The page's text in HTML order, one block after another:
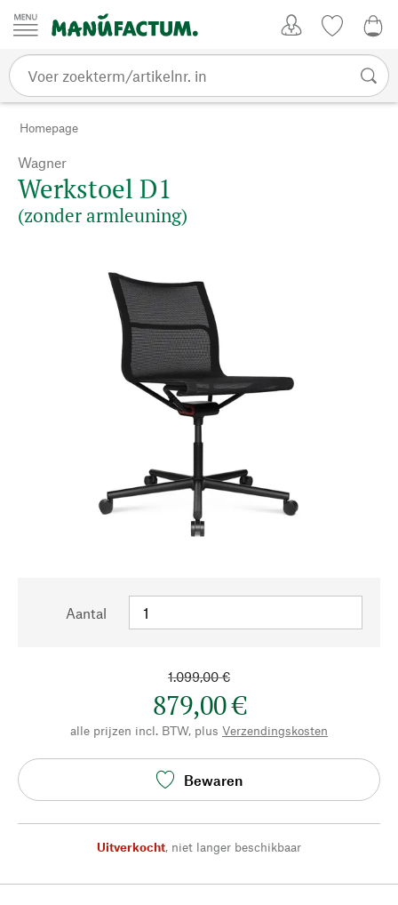
Passer au contenu
Homepage
Wagner
Werkstoel D1
(zonder armleuning)
Aantal
1.099,00 €
879,00 €
alle prijzen incl. BTW, plus Verzendingskosten
Bewaren
Uitverkocht, niet langer beschikbaar